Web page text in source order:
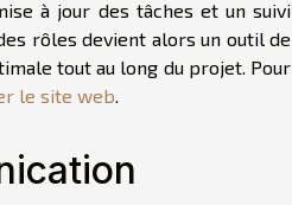
à jour des tâches et un suivi
rôles devient alors un outil de
tout au long du projet. Pour
le site web